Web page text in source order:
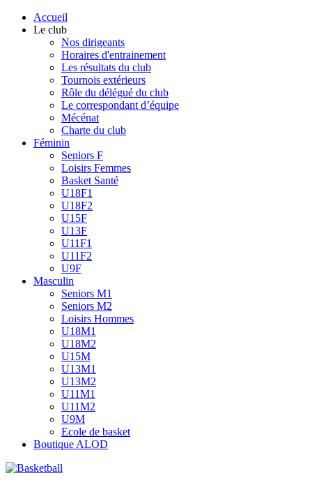
Accueil
Le club
Nos dirigeants
Horaires d'entrainement
Les résultats du club
Tournois extérieurs
Rôle du délégué du club
Le correspondant d’équipe
Mécénat
Charte du club
Féminin
Seniors F
Loisirs Femmes
Basket Santé
U18F1
U18F2
U15F
U13F
U11F1
U11F2
U9F
Masculin
Seniors M1
Seniors M2
Loisirs Hommes
U18M1
U18M2
U15M
U13M1
U13M2
U11M1
U11M2
U9M
Ecole de basket
Boutique ALOD